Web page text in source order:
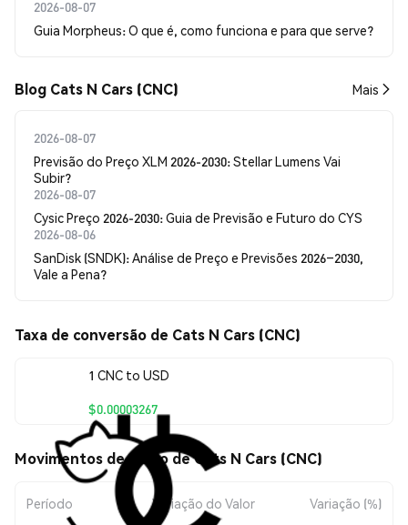
2026-08-07
Guia Morpheus: O que é, como funciona e para que serve?
Blog Cats N Cars (CNC) Mais
2026-08-07
Previsão do Preço XLM 2026-2030: Stellar Lumens Vai
Subir?
2026-08-07
Cysic Preço 2026-2030: Guia de Previsão e Futuro do CYS
2026-08-06
SanDisk (SNDK): Análise de Preço e Previsões 2026–2030,
Vale a Pena?
Taxa de conversão de Cats N Cars (CNC)
1 CNC to USD
$0.00003267
Movimentos de preço de Cats N Cars (CNC)
Período Variação do Valor Variação (%)